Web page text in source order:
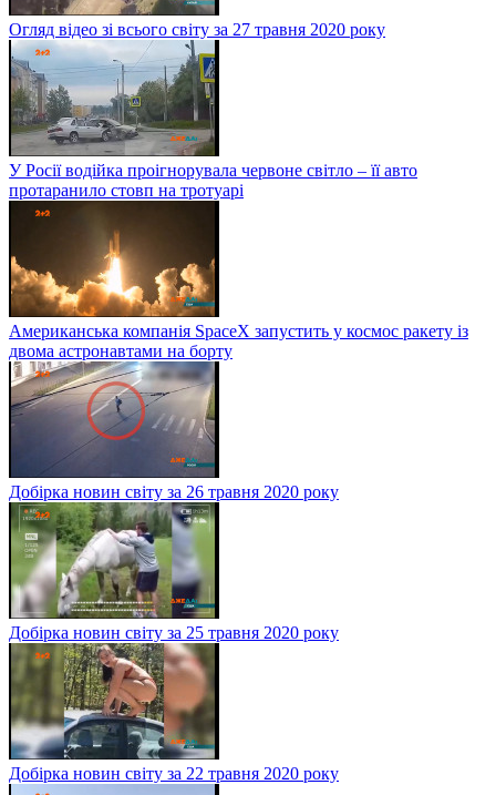
Огляд відео зі всього світу за 27 травня 2020 року
У Росії водійка проігнорувала червоне світло – її авто
протаранило стовп на тротуарі
Американська компанія SpaceX запустить у космос ракету із
двома астронавтами на борту
Добірка новин світу за 26 травня 2020 року
Добірка новин світу за 25 травня 2020 року
Добірка новин світу за 22 травня 2020 року